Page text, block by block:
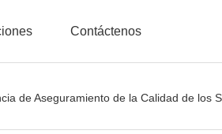
Contáctenos
de Aseguramiento de la Calidad de los